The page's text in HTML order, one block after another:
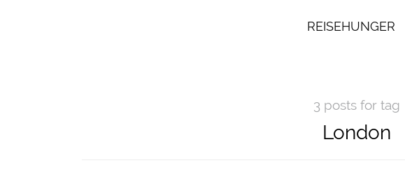
REISEHUNGER
3 posts for tag
London